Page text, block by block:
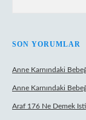
SON YORUMLAR
Anne Karnındaki
Anne Karnındaki
Araf 176 Ne Demek